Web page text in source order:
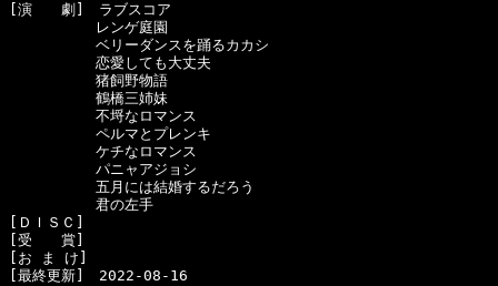
[演　　劇]　ラブスコア
レンゲ庭園
ベリーダンスを踊るカカシ
恋愛しても大丈夫
猪飼野物語
鶴橋三姉妹
不埒なロマンス
ペルマとプレンキ
ケチなロマンス
パニャアジョシ
五月には結婚するだろう
君の左手
[ＤＩＳＣ]
[受　　賞]
[お ま け]